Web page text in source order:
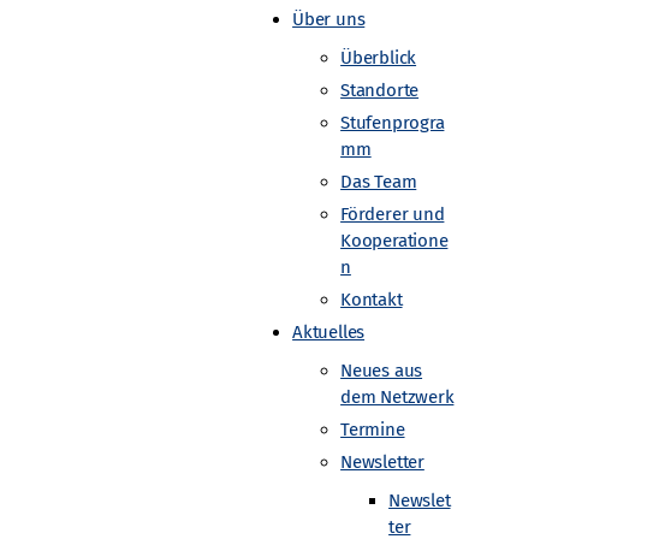
Über uns
Überblick
Standorte
Stufenprogra
mm
Das Team
Förderer und
Kooperatione
n
Kontakt
Aktuelles
Neues aus
dem Netzwerk
Termine
Newsletter
Newslet
ter